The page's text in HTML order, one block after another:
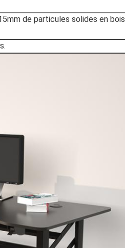
de particules solides en bois